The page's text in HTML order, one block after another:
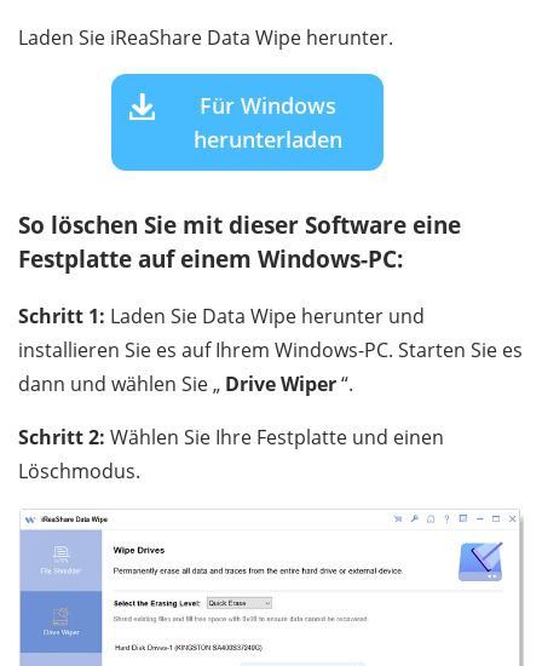
Laden Sie iReaShare Data Wipe herunter.
Für Windows
herunterladen
So löschen Sie mit dieser Software eine
Festplatte auf einem Windows-PC:
Schritt 1: Laden Sie Data Wipe herunter und
installieren Sie es auf Ihrem Windows-PC. Starten Sie es
dann und wählen Sie „ Drive Wiper“.
Schritt 2: Wählen Sie Ihre Festplatte und einen
Löschmodus.